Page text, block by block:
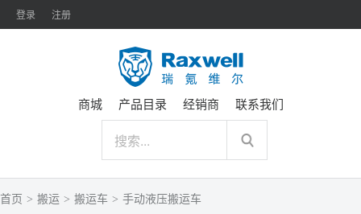
登录 注册
商城 产品目录 经销商 联系我们
首页 > 搬运 > 搬运车 > 手动液压搬运车